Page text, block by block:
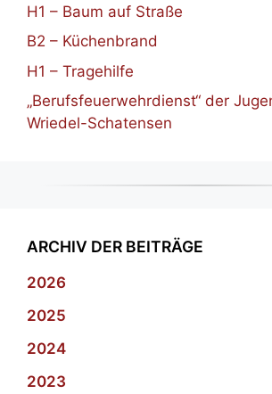
H1 – Baum auf Straße
B2 – Küchenbrand
H1 – Tragehilfe
„Berufsfeuerwehrdienst“ der
Wriedel-Schatensen
ARCHIV DER BEITRÄGE
2026
2025
2024
2023